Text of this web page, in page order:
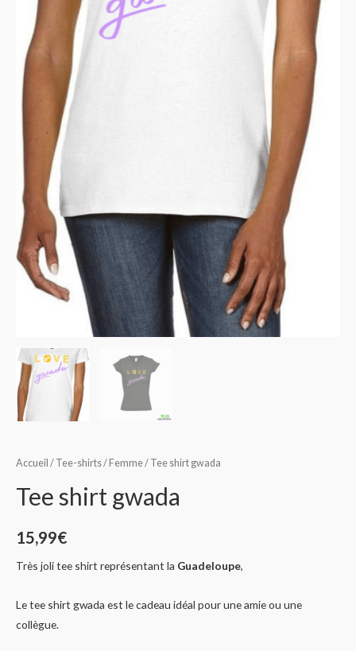
Accueil / Tee-shirts/ Femme/ Tee shirt gwada
Tee shirt gwada
15,99€
Très joli tee shirt représentant la Guadeloupe,
Le tee shirt gwada est le cadeau idéal pour une amie ou une
collègue.